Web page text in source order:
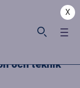
X
och teknik